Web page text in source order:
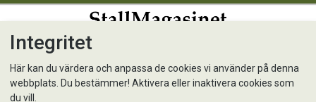
Integritet
Här kan du värdera och anpassa de cookies vi använder på denna
webbplats. Du bestämmer! Aktivera eller inaktivera cookies som
du vill.